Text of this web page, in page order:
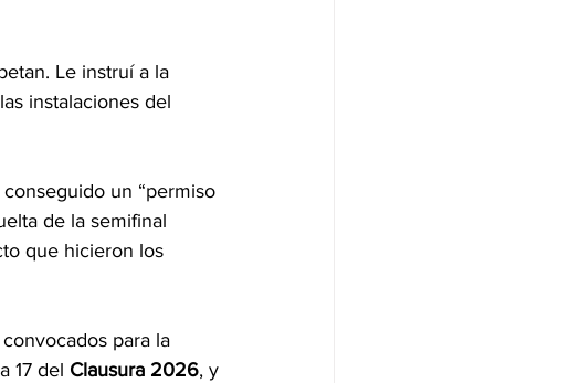
Le instruí a la
instalaciones del
un “permiso
de la semifinal
que hicieron los
para la
17 del Clausura 2026, y